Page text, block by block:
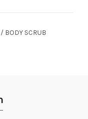
BODY SCRUB